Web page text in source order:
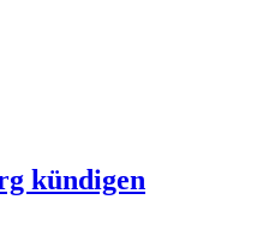
kündigen